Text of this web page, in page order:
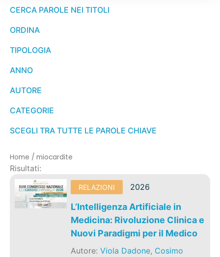
CERCA PAROLE NEI TITOLI
ORDINA
TIPOLOGIA
ANNO
AUTORE
CATEGORIE
SCEGLI TRA TUTTE LE PAROLE CHIAVE
Home / miocardite
Risultati:
RELAZIONI 2026
L’Intelligenza Artificiale in
Medicina: Rivoluzione Clinica e
Nuovi Paradigmi per il Medico
Autore:Viola Dadone, Cosimo